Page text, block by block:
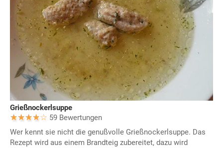
Grießnockerlsuppe
59 Bewertungen
Wer kennt sie nicht die genußvolle Grießnockerlsuppe. Das
Rezept wird aus einem Brandteig zubereitet, dazu wird